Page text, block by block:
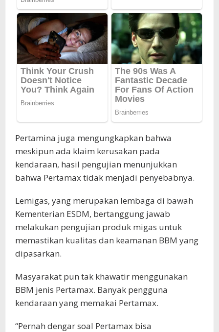
Pertamina juga mengungkapkan bahwa
meskipun ada klaim kerusakan pada
kendaraan, hasil pengujian menunjukkan
bahwa Pertamax tidak menjadi penyebabnya.
Lemigas, yang merupakan lembaga di bawah
Kementerian ESDM, bertanggung jawab
melakukan pengujian produk migas untuk
memastikan kualitas dan keamanan BBM yang
dipasarkan.
Masyarakat pun tak khawatir menggunakan
BBM jenis Pertamax. Banyak pengguna
kendaraan yang memakai Pertamax.
“Pernah dengar soal Pertamax bisa